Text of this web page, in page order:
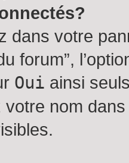
dans votre
forum”,
Oui ainsi
nom